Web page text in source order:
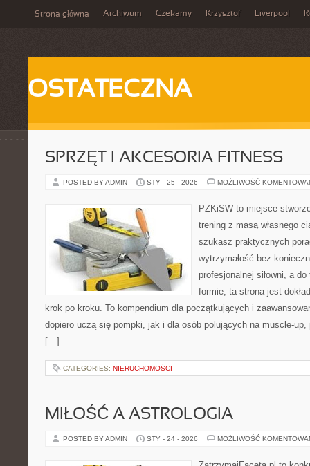
Strona główna Archiwum Czekamy Krzysztof Liverpool
OSTATECZNA
SPRZĘT I AKCESORIA FITNESS
POSTED BY ADMIN STY - 25 - 2026 MOŻLIWOŚĆ
PZKiSW to miejsce
trening z masą własnego
szukasz praktycznych
wytrzymałość bez
profesjonalnej siłowni, a
formie, ta strona jest
krok po kroku. To kompendium dla początkujących i
dopiero uczą się pompki, jak i dla osób polujących na muscle-up,
[…]
CATEGORIES: NIERUCHOMOŚCI
MIŁOŚĆ A ASTROLOGIA
POSTED BY ADMIN STY - 24 - 2026 MOŻLIWOŚĆ